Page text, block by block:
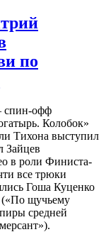
по
спин-офф
Колобок»
Тихона выступил
Зайцев
в роли Финиста-
все трюки
Гоша Куценко
щучьему
средней